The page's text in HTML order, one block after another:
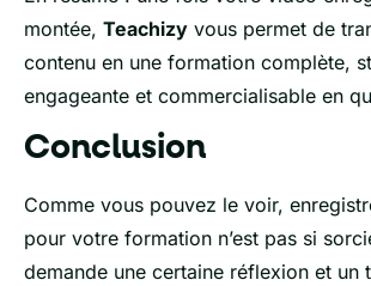
montée, Teachizy vous permet de
contenu en une formation complète,
engageante et commercialisable en
Conclusion
Comme vous pouvez le voir,
pour votre formation n’est pas si
demande une certaine réflexion et un